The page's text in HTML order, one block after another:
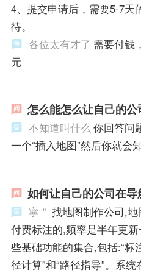
4、提交申请后，需要5-7天
待。
各位太有才了 需要付钱
元
怎么能怎么让自己的
不知道叫什么 你回答问
一个“插入地图”然后你就会
如何让自己的公司在导
寜＂ 找地图制作公司,
付费标注的,频率是半年更
些基础功能的集合,包括:“标
径计算”和“路径指导”。系